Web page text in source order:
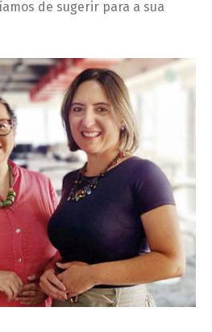
de sugerir para a sua